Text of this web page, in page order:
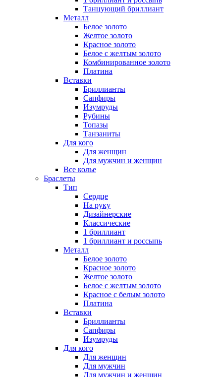
Танцующий бриллиант
Металл
Белое золото
Желтое золото
Красное золото
Белое с желтым золото
Комбинированное золото
Платина
Вставки
Бриллианты
Сапфиры
Изумруды
Рубины
Топазы
Танзаниты
Для кого
Для женщин
Для мужчин и женщин
Все колье
Браслеты
Тип
Сердце
На руку
Дизайнерские
Классические
1 бриллиант
1 бриллиант и россыпь
Металл
Белое золото
Красное золото
Желтое золото
Белое с желтым золото
Красное с белым золото
Платина
Вставки
Бриллианты
Сапфиры
Изумруды
Для кого
Для женщин
Для мужчин
Для мужчин и женщин